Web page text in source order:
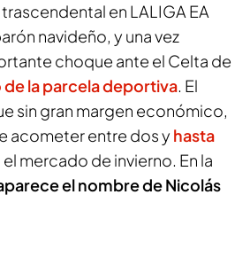
en LALIGA EA
navideño, y una vez
choque ante el Celta de
la parcela deportiva. El
sin gran margen económico,
acometer entre dos y hasta
el mercado de invierno. En la
el nombre de Nicolás